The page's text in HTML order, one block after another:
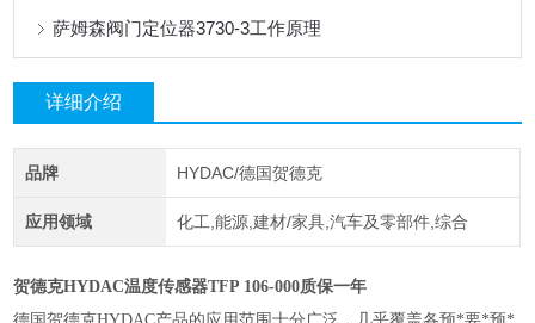
萨姆森阀门定位器3730-3工作原理
详细介绍
品牌 HYDAC/德国贺德克
应用领域 化工,能源,建材/家具,汽车及零部件,综合
贺德克HYDAC温度传感器TFP 106-000质保一年